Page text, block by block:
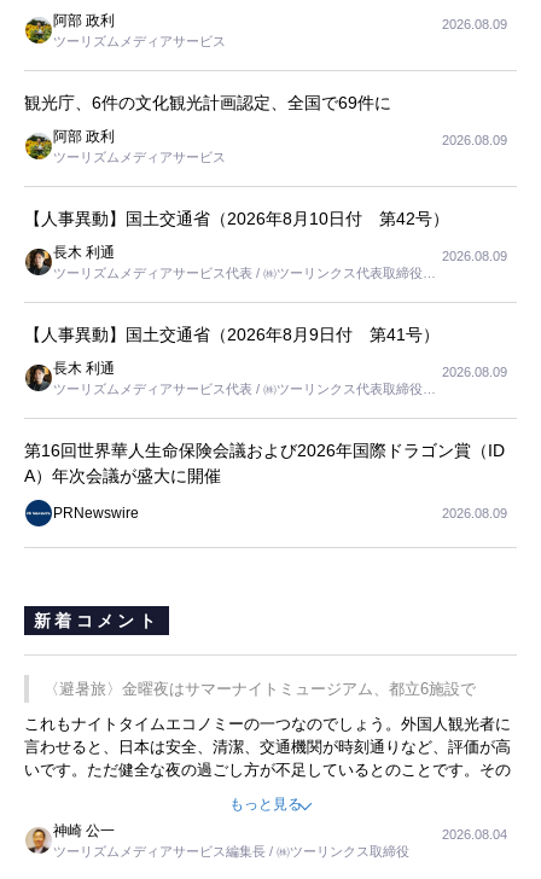
阿部 政利
ツーリズムメディアサービス
2026.08.09
観光庁、6件の文化観光計画認定、全国で69件に
阿部 政利
ツーリズムメディアサービス
2026.08.09
【人事異動】国土交通省（2026年8月10日付 第42号）
長木 利通
ツーリズムメディアサービス代表 / ㈱ツーリンクス代表取締役社
2026.08.09
【人事異動】国土交通省（2026年8月9日付 第41号）
長木 利通
ツーリズムメディアサービス代表 / ㈱ツーリンクス代表取締役社
2026.08.09
第16回世界華人生命保険会議および2026年国際ドラゴン賞（ID
A）年次会議が盛大に開催
PRNewswire 2026.08.09
新着コメント
〈避暑旅〉金曜夜はサマーナイトミュージアム、都立6施設で
これもナイトタイムエコノミーの一つなのでしょう。外国人観光者に
言わせると、日本は安全、清潔、交通機関が時刻通りなど、評価が高
いです。ただ健全な夜の過ごし方が不足しているとのことです。その
ような意味で、金曜夜にこのようなイベントが行われれば、日本人に
限らず外国人にとっても楽しみが増えるでしょうね。
もっと見る
神崎 公一
ツーリズムメディアサービス編集長 / ㈱ツーリンクス取締役
2026.08.04